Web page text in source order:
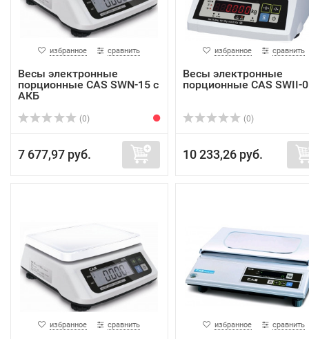
избранное сравнить
Весы электронные
порционные CAS SWN-15 с
АКБ
(0)
7 677,97 руб.
избранное сравнить
Весы электронные
порционные CAS SWII-
(0)
10 233,26 руб.
избранное сравнить избранное сравнить